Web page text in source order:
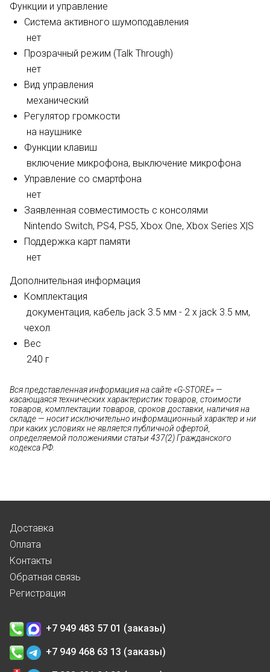
Функции и управление
Система активного шумоподавления
нет
Прозрачный режим (Talk Through)
нет
Вид управления
механический
Регулятор громкости
на наушнике
Функции клавиш
включение микрофона, выключение микрофона
Управление со смартфона
нет
Заявленная совместимость с консолями
Nintendo Switch, PS4, PS5, Xbox One, Xbox Series X|S
Поддержка карт памяти
нет
Дополнительная информация
Комплектация
документация, кабель jack 3.5 мм - 2 х jack 3.5 мм,
чехол
Вес
240 г
Вся представленная информация на сайте «G-STORE» —
касающаяся технических характеристик товаров, стоимости
товаров, комплектации товаров, сроков доставки, наличия на
складе — носит исключительно информационный характер и ни
при каких условиях не является публичной офертой,
определяемой положениями статьи 437(2) Гражданского
кодекса РФ.
Доставка
Оплата
Контакты
Обратная связь
Регистрация
+7 949 483 57 01 (заказы)
+7 949 468 63 13 (заказы)